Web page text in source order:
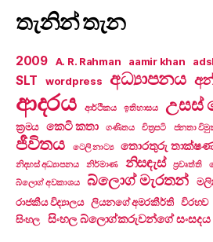
තැනින් තැන
2009 A. R. Rahman aamir khan adsl
SLT wordpress අධ්‍යාපනය
ආදරය ආර්ථිකය ඉතිහාසය උසස්
ක්‍රමය කෙටි කතා ගණිතය චිත්‍රපටි ජනතා
ජීවිතය ටෙලි නාට්‍ය තොරතුරු
නිදහස් අධ්‍යාපනය නිර්මාණ නිසඳැස් ප්‍රවෘත්ති
බ්ලොග් අවකාශය බ්ලොග් මැරතන්
රාජකීය විද්‍යාලය
ලියනගේ අමරකීර්ති විරහව
සිංහල සිංහල බ්ලොග්කරුවන්ගේ සංසදය